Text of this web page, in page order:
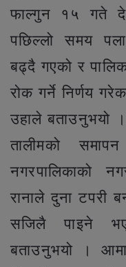
फाल्गुन १५ गते
पछिल्लो समय
बढ्दै गएको र
रोक गर्ने निर्णय
उहाले बताउनुभयो ।
तालीमको
नगरपालिकाको
रानाले दुना टपरी
सजिलै पाइने
बताउनुभयो ।